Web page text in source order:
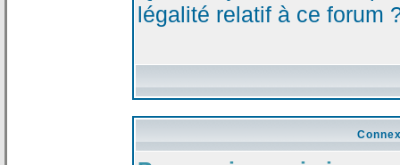
légalité relatif à ce forum